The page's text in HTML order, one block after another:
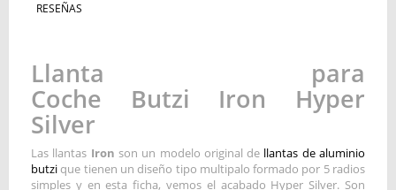
RESEÑAS
Llanta para
Coche Butzi Iron Hyper
Silver
Las llantas Iron son un modelo original de llantas de aluminio
butzi que tienen un diseño tipo multipalo formado por 5 radios
simples y en esta ficha, vemos el acabado Hyper Silver. Son